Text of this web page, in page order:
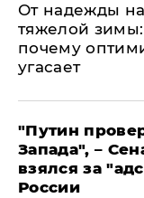
От надежды
тяжелой
почему
угасает
"Путин
Запада", –
взялся за
России